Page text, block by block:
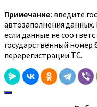
Примечание: введите
автозаполнения
если данные не
государственный номер
перерегистрации ТС.